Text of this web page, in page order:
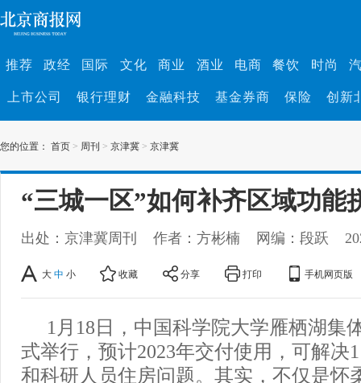
推荐 政经 国际 文化 商业 酒业 电商 餐饮 时尚
上市公司 银行理财 金融科技 基金券商 保险 创新
您的位置： 首页 > 周刊 > 京津冀 > 京津冀
“三城一区”如何补齐区域功能
出处：京津冀周刊 作者：方彬楠 网编：段跃
大 中 小 收藏 分享 打印 手机网页版
1月18日，中国科学院大学雁栖湖集
式举行，预计2023年交付使用，可解决
和科研人员住房问题。其实，不仅是怀